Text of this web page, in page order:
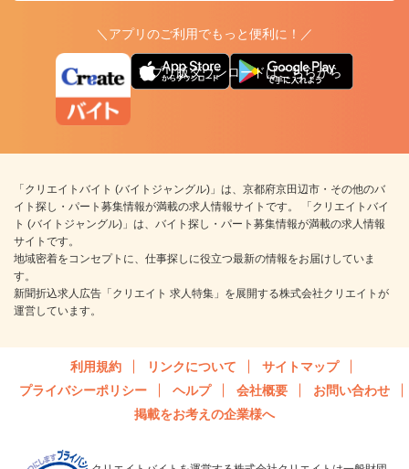
＼アプリのご利用でもっと便利に！／
アプリ版ダウンロードはこちらから
「クリエイトバイト (バイトジャングル)」は、京都府京田辺市・その他のバ
イト探し・パート募集情報が満載の求人情報サイトです。 「クリエイトバイ
ト (バイトジャングル)」は、バイト探し・パート募集情報が満載の求人情報
サイトです。
地域密着をコンセプトに、仕事探しに役立つ最新の情報をお届けしていま
す。
新聞折込求人広告「クリエイト 求人特集」を展開する株式会社クリエイトが
運営しています。
利用規約 リンクについて
サイトマップ
プライバシーポリシー
ヘルプ 会社概要
お問い合わせ
掲載をお考えの企業様へ